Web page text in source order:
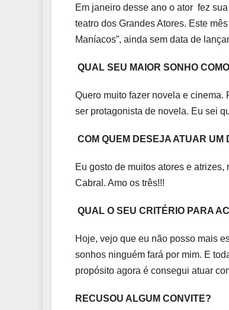
Em janeiro desse ano o ator fez
teatro dos Grandes Atores. Este
Maníacos”, ainda sem data de
QUAL SEU MAIOR SONHO
Quero muito fazer novela e
ser protagonista de novela. Eu sei
COM QUEM DESEJA ATUAR UM
Eu gosto de muitos atores e
Cabral. Amo os três!!!
QUAL O SEU CRITÉRIO PARA
Hoje, vejo que eu não posso mais
sonhos ninguém fará por mim. E
propósito agora é consegui atuar
RECUSOU ALGUM CONVITE?